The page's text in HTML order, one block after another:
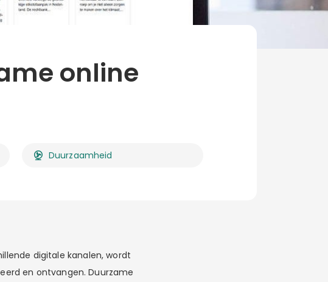
online
Duurzaamheid
digitale kanalen, wordt
en ontvangen. Duurzame